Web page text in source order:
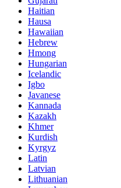
Haitian
Hausa
Hawaiian
Hebrew
Hmong
Hungarian
Icelandic
Igbo
Javanese
Kannada
Kazakh
Khmer
Kurdish
Kyrgyz
Latin
Latvian
Lithuanian